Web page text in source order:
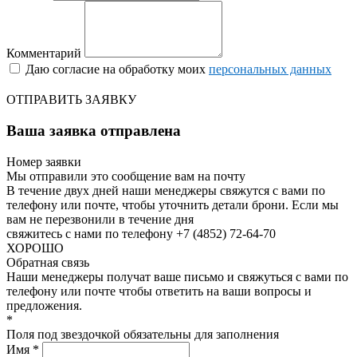
Комментарий
Даю согласие на обработку моих персональных данных
ОТПРАВИТЬ ЗАЯВКУ
Ваша заявка отправлена
Номер заявки
Мы отправили это сообщение вам на почту
В течение двух дней наши менеджеры свяжутся с вами по
телефону или почте, чтобы уточнить детали брони. Если мы
вам не перезвонили в течение дня
свяжитесь с нами по телефону +7 (4852) 72-64-70
ХОРОШО
Обратная связь
Наши менеджеры получат ваше письмо и свяжуться с вами по
телефону или почте чтобы ответить на ваши вопросы и
предложения.
*
Поля под звездочкой обязательны для заполнения
Имя *